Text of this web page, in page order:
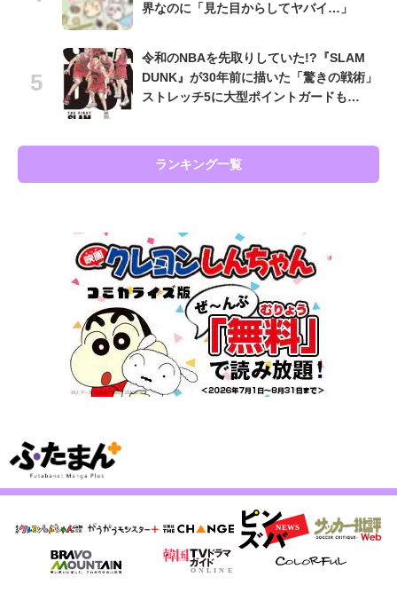
界なのに「見た目からしてヤバイ…」
令和のNBAを先取りしていた!?『SLAM
DUNK』が30年前に描いた「驚きの戦術」
ストレッチ5に大型ポイントガードも…
ランキング一覧